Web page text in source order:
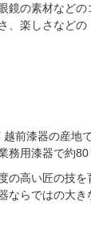
の素材など
、楽しさなど
前漆器の産
用漆器で約80
高い匠の技
らではの大き